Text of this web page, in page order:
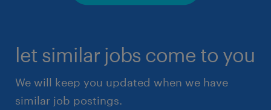
let similar jobs come to you
We will keep you updated when we have
similar job postings.